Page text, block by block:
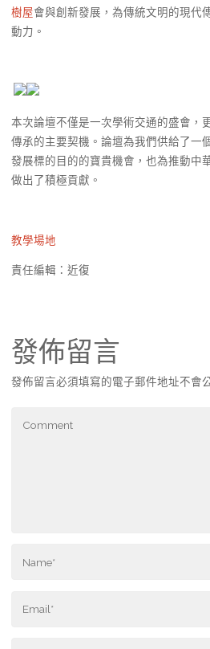
樹屋會與創新發展，為傳統文明的現代
動力。
本次論壇不僅是一次學術交通的盛會，
傳承的主要契機。論壇為我們供給了一
發展標的目的的寶貴機會，也為推動中
做出了積極貢獻。
教學場地
責任編輯：近復
發佈留言
發佈留言必須填寫的電子郵件地址不會